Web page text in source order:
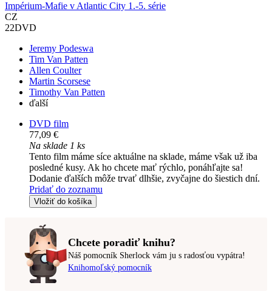
Impérium-Mafie v Atlantic City 1.-5. série
CZ
22DVD
Jeremy Podeswa
Tim Van Patten
Allen Coulter
Martin Scorsese
Timothy Van Patten
ďalší
DVD film
77,09 €
Na sklade 1 ks
Tento film máme síce aktuálne na sklade, máme však už iba
posledné kusy. Ak ho chcete mať rýchlo, ponáhľajte sa!
Dodanie ďalších môže trvať dlhšie, zvyčajne do šiestich dní.
Pridať do zoznamu
Vložiť do košíka
Chcete poradiť knihu?
Náš pomocník Sherlock vám ju s radosťou vypátra!
Knihomoľský pomocník